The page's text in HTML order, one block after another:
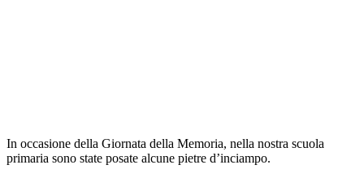
In occasione della Giornata della Memoria, nella nostra scuola
primaria sono state posate alcune pietre d’inciampo.